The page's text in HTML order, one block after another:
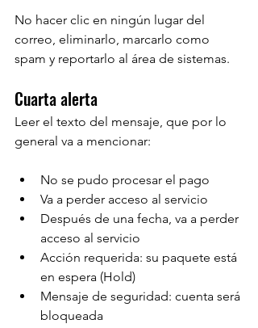
No hacer clic en ningún lugar del
correo, eliminarlo, marcarlo como
spam y reportarlo al área de sistemas.
Cuarta alerta
Leer el texto del mensaje, que por lo
general va a mencionar:
No se pudo procesar el pago
Va a perder acceso al servicio
Después de una fecha, va a perder
acceso al servicio
Acción requerida: su paquete está
en espera (Hold)
Mensaje de seguridad: cuenta será
bloqueada